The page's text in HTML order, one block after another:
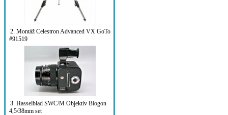
2. Montáž Celestron Advanced VX GoTo
#91519
3. Hasselblad SWC/M Objektiv Biogon
4,5/38mm set